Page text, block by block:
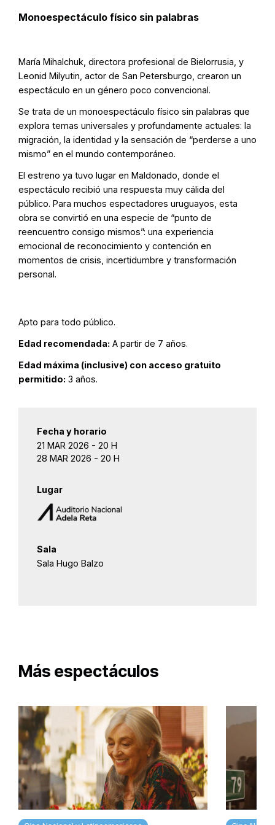
Monoespectáculo físico sin palabras
María Mihalchuk, directora profesional de Bielorrusia, y
Leonid Milyutin, actor de San Petersburgo, crearon un
espectáculo en un género poco convencional.
Se trata de un monoespectáculo físico sin palabras que
explora temas universales y profundamente actuales: la
migración, la identidad y la sensación de “perderse a uno
mismo” en el mundo contemporáneo.
El estreno ya tuvo lugar en Maldonado, donde el
espectáculo recibió una respuesta muy cálida del
público. Para muchos espectadores uruguayos, esta
obra se convirtió en una especie de “punto de
reencuentro consigo mismos”: una experiencia
emocional de reconocimiento y contención en
momentos de crisis, incertidumbre y transformación
personal.
Apto para todo público.
Edad recomendada: A partir de 7 años.
Edad máxima (inclusive) con acceso gratuito
permitido: 3 años.
Fecha y horario
21 MAR 2026 - 20 H
28 MAR 2026 - 20 H
Lugar
Sala
Sala Hugo Balzo
Más espectáculos